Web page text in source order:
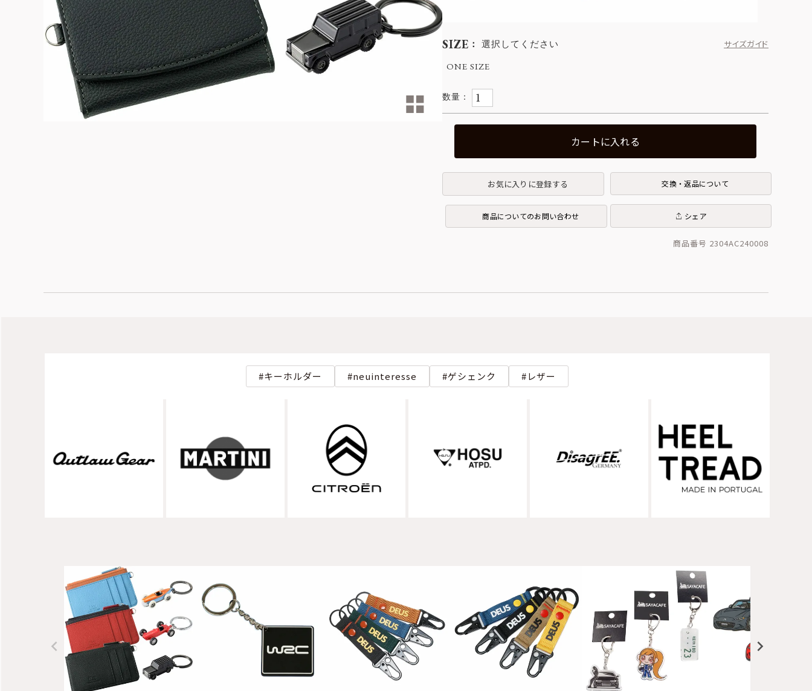
SIZE 選択してください
サイズガイド
ONE SIZE
カートに入れる
お気に入りに登録する 交換・返品について
商品についてのお問い合わせ シェア
商品番号 2304AC240008
キーホルダー neuinteresse ゲシェンク レザー